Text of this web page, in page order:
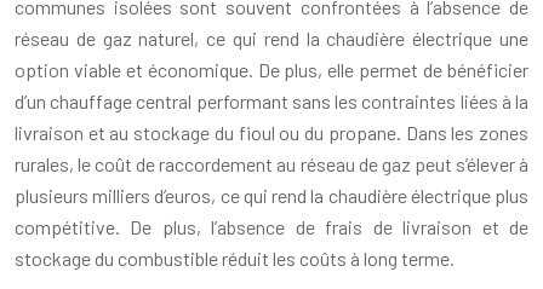
communes isolées sont souvent confrontées à l’absence de
réseau de gaz naturel, ce qui rend la chaudière électrique une
option viable et économique. De plus, elle permet de bénéficier
d’un chauffage central performant sans les contraintes liées à la
livraison et au stockage du fioul ou du propane. Dans les zones
rurales, le coût de raccordement au réseau de gaz peut s’élever à
plusieurs milliers d’euros, ce qui rend la chaudière électrique plus
compétitive. De plus, l’absence de frais de livraison et de
stockage du combustible réduit les coûts à long terme.